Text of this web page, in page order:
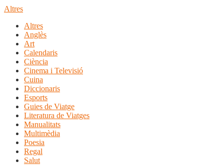
Altres
Altres
Anglès
Art
Calendaris
Ciència
Cinema i Televisió
Cuina
Diccionaris
Esports
Guies de Viatge
Literatura de Viatges
Manualitats
Multimèdia
Poesia
Regal
Salut